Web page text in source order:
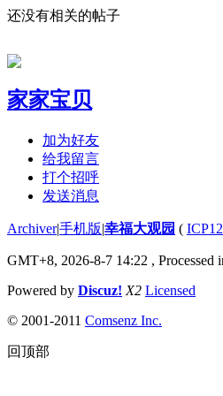
还没有相关的帖子
家家宝贝
加为好友
给我留言
打个招呼
发送消息
Archiver|手机版|幸福大观园 (
GMT+8, 2026-8-7 14:22 , Processed
Powered by Discuz! X2 Licensed
© 2001-2011 Comsenz Inc.
回顶部